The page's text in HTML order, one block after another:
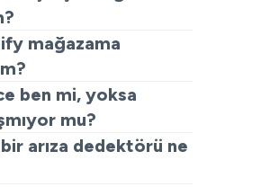
çalışmadığını
yolu, yukarıdaki
grafiğine bakmaktır. Birçok
bildiriyorsa, sorun
tarafındadır.
mağazama
giriş sırasında
hatalar
yönetici panellerine
Bu sayfada diğer
aynı sorunları görüp
ben mi, yoksa
mu?
çok fazlaysa, bugün
olması muhtemelen
arıza dedektörü ne